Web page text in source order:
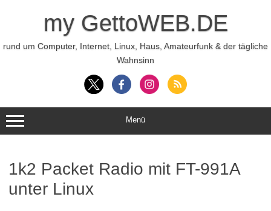
my GettoWEB.DE
rund um Computer, Internet, Linux, Haus, Amateurfunk & der tägliche
Wahnsinn
Menü
1k2 Packet Radio mit FT-991A
unter Linux